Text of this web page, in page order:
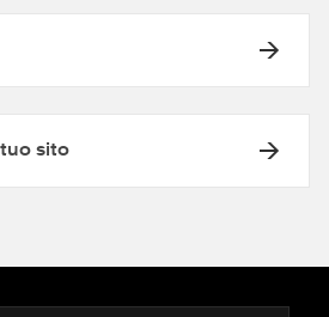
sito